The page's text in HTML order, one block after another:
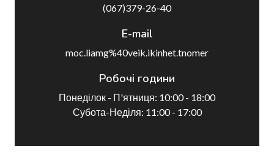
(067)379-26-40
E-mail
moc.liamg%40veik.ikinhet.tnomer
Робочі години
Понеділок - П'ятниця: 10:00 - 18:00
Субота-Неділя: 11:00 - 17:00